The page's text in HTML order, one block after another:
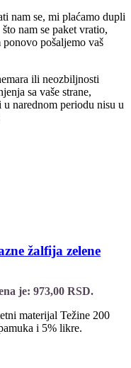
nam se, mi plaćamo dupli
nam se paket vratio,
pošaljemo vaš
ili neozbiljnosti
sa vaše strane,
narednom periodu nisu u
žalfija zelene
je: 973,00 RSD.
materijal Težine 200
i 5% likre.